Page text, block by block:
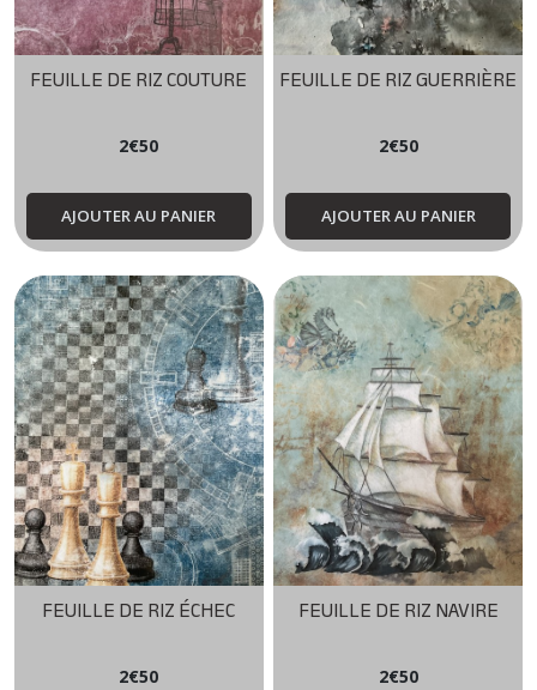
FEUILLE DE RIZ COUTURE
2€50
AJOUTER AU PANIER
FEUILLE DE RIZ GUERRIÈRE
2€50
AJOUTER AU PANIER
FEUILLE DE RIZ ÉCHEC
2€50
FEUILLE DE RIZ NAVIRE
2€50